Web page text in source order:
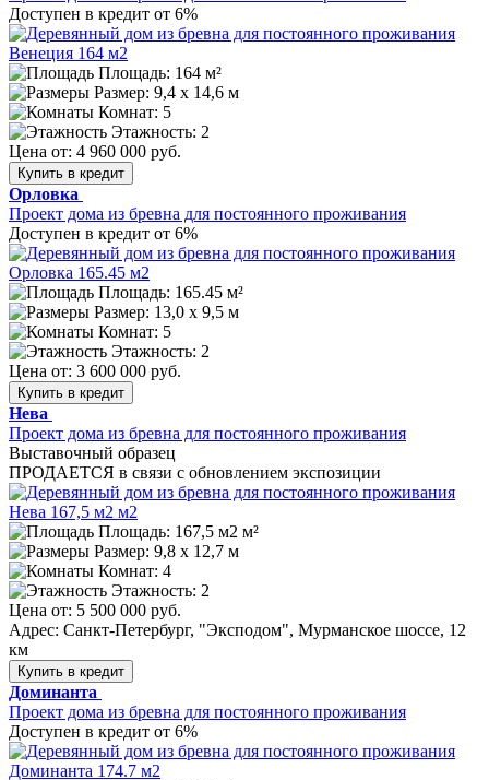
Доступен в кредит от 6%
Площадь: 164 м²
Размер: 9,4 х 14,6 м
Комнат: 5
Этажность: 2
Цена от: 4 960 000 руб.
Купить в кредит
Орловка
Проект дома из бревна для постоянного проживания
Доступен в кредит от 6%
Площадь: 165.45 м²
Размер: 13,0 х 9,5 м
Комнат: 5
Этажность: 2
Цена от: 3 600 000 руб.
Купить в кредит
Нева
Проект дома из бревна для постоянного проживания
Выставочный образец
ПРОДАЕТСЯ в связи с обновлением экспозиции
Площадь: 167,5 м2 м²
Размер: 9,8 х 12,7 м
Комнат: 4
Этажность: 2
Цена от: 5 500 000 руб.
Адрес: Санкт-Петербург, "Эксподом", Мурманское шоссе, 12
км
Купить в кредит
Доминанта
Проект дома из бревна для постоянного проживания
Доступен в кредит от 6%